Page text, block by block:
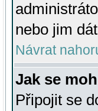
nebo jim
Návrat
Jak se
Připojit se